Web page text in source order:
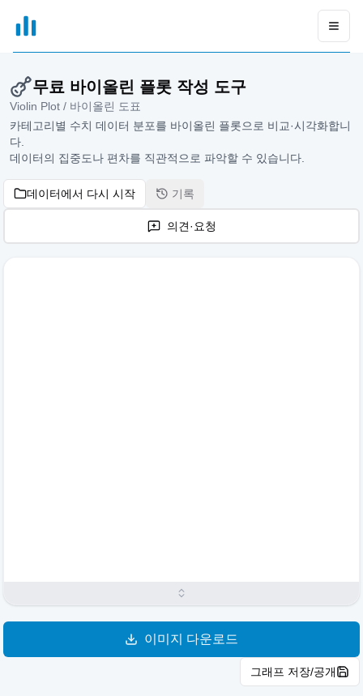
xGrapher
무료 바이올린 플롯 작성 도구
Violin Plot / 바이올린 도표
카테고리별 수치 데이터 분포를 바이올린 플롯으로 비교·시각화합니
다.
데이터의 집중도나 편차를 직관적으로 파악할 수 있습니다.
데이터에서 다시 시작 기록
의견·요청
이미지 다운로드
그래프 저장/공개